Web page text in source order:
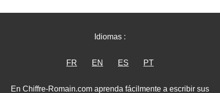
Idiomas :
FR EN ES PT
En Chiffre-Romain.com aprenda fácilmente a escribir sus